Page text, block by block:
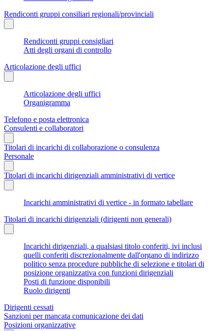
Rendiconti gruppi consiliari regionali/provinciali
Rendiconti gruppi consigliari
Atti degli organi di controllo
Articolazione degli uffici
Articolazione degli uffici
Organigramma
Telefono e posta elettronica
Consulenti e collaboratori
Titolari di incarichi di collaborazione o consulenza
Personale
Titolari di incarichi dirigenziali amministrativi di vertice
Incarichi amministrativi di vertice - in formato tabellare
Titolari di incarichi dirigenziali (dirigenti non generali)
Incarichi dirigenziali, a qualsiasi titolo conferiti, ivi inclusi
quelli conferiti discrezionalmente dall'organo di indirizzo
politico senza procedure pubbliche di selezione e titolari di
posizione organizzativa con funzioni dirigenziali
Posti di funzione disponibili
Ruolo dirigenti
Dirigenti cessati
Sanzioni per mancata comunicazione dei dati
Posizioni organizzative